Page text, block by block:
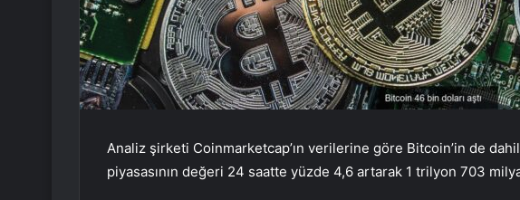
Analiz şirketi Coinmarketcap’ın verilerine göre Bitcoin’in de
piyasasının değeri 24 saatte yüzde 4,6 artarak 1 trilyon 703